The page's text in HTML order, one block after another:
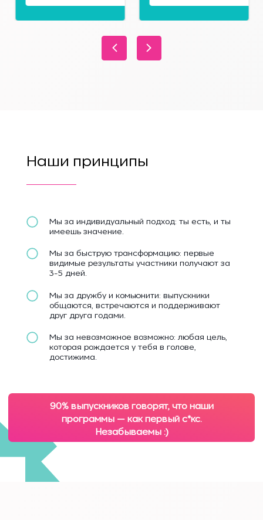
Наши принципы
Мы за индивидуальный подход: ты есть, и ты
имеешь значение.
Мы за быструю трансформацию: первые
видимые результаты участники получают за
3-5 дней.
Мы за дружбу и комьюнити: выпускники
общаются, встречаются и поддерживают
друг друга годами.
Мы за невозможное возможно: любая цель,
которая рождается у тебя в голове,
достижима.
90% выпускников говорят, что наши
программы — как первый с*кс.
Незабываемы :)